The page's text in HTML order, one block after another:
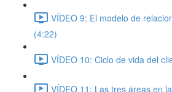
VÍDEO 9: El modelo de
(4:22)
VÍDEO 10: Ciclo de vida del
VÍDEO 11: Las tres áreas en